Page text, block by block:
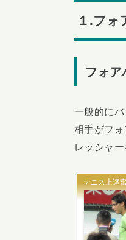
１.フォ
フォア
一般的に
相手がフ
レッシャ
テニス上達